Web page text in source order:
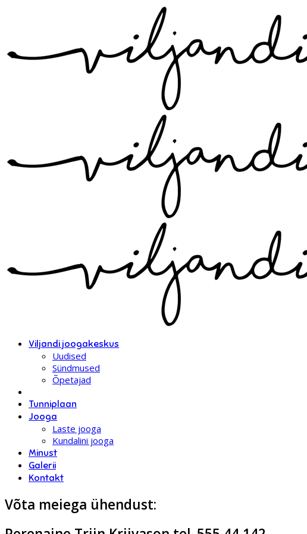
Viljandi joogakeskus
Uudised
Sündmused
Õpetajad
Tunniplaan
Jooga
Laste jooga
Kundalini jooga
Minust
Galerii
Kontakt
Võta meiega ühendust: